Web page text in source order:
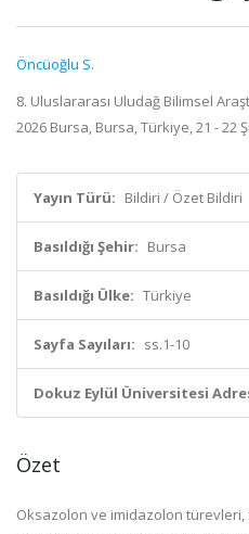
Öncüoğlu S.
8. Uluslararası Uludağ Bilimsel
2026 Bursa, Bursa, Türkiye, 21 - 22
Yayın Türü: Bildiri / Özet Bildiri
Basıldığı Şehir: Bursa
Basıldığı Ülke: Türkiye
Sayfa Sayıları: ss.1-10
Dokuz Eylül Üniversitesi
Özet
Oksazolon ve imidazolon türevleri,